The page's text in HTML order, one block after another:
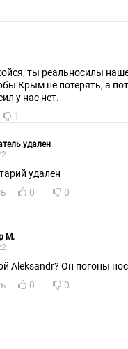
ты реальносилы
Крым не потерять, а
у нас нет.
1
удален
удален
0 0
М.
Aleksandr? Он погоны
0 0